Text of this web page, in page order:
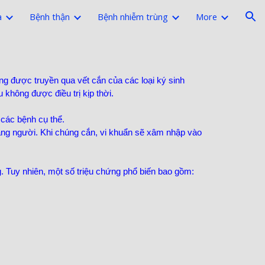
Bệnh thận Bệnh nhiễm trùng More
được truyền qua vết cắn của các loại ký sinh
không được điều trị kịp thời.
bệnh cụ thể.
người. Khi chúng cắn, vi khuẩn sẽ xâm nhập vào
nhiên, một số triệu chứng phổ biến bao gồm: